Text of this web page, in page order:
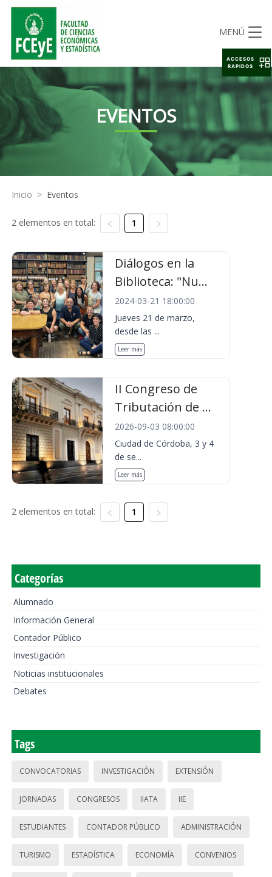
MENÚ
EVENTOS
Inicio > Eventos
2 elementos en total: 1
Diálogos en la
Biblioteca: "Nu...
2024-03-21 18:00:00
Jueves 21 de marzo,
desde las ...
Leer más
II Congreso de
Tributación de ...
2026-09-03 08:00:00
Ciudad de Córdoba, 3 y 4
de se...
Leer más
2 elementos en total: 1
Categorías
Alumnado
Información General
Contador Público
Investigación
Noticias institucionales
Debates
Tags
CONVOCATORIAS INVESTIGACIÓN EXTENSIÓN
JORNADAS CONGRESOS IIATA IIE
ESTUDIANTES CONTADOR PÚBLICO ADMINISTRACIÓN
TURISMO ESTADÍSTICA ECONOMÍA CONVENIOS
ACCESOS
RAPIDOS